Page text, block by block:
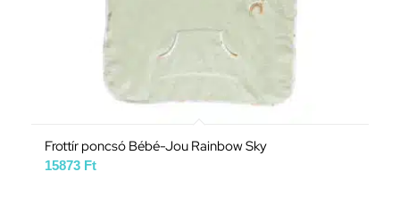
Frottír poncsó Bébé-Jou Rainbow Sky
15873 Ft